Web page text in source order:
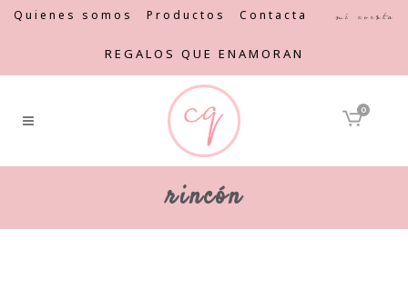
Quienes somos Productos Contacta Mi cuenta
REGALOS QUE ENAMORAN
0
rincón